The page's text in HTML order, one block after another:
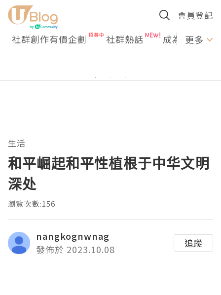
會員登記
社群創作有價企劃 社群熱話 成為U更多
生活
和平崛起和平性植根于中华文明
深处
瀏覽次數:156
nangkognwnag
發佈於 2023.10.08
追蹤